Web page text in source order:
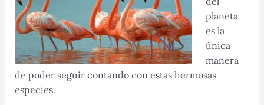
planeta
es la
única
manera
de poder seguir contando con estas hermosas
especies.